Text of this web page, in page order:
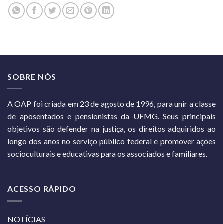
SOBRE NÓS
A OAP foi criada em 23 de agosto de 1996, para unir a classe
de aposentados e pensionistas da UFMG. Seus principais
objetivos são defender na justiça, os direitos adquiridos ao
longo dos anos no serviço público federal e promover ações
socioculturais e educativas para os associados e familiares.
ACESSO RÁPIDO
NOTÍCIAS